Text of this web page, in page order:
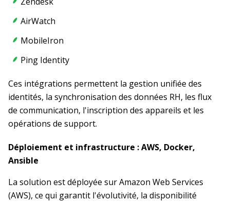
AirWatch
MobileIron
Ping Identity
Ces intégrations permettent la gestion unifiée des
identités, la synchronisation des données RH, les flux
de communication, l'inscription des appareils et les
opérations de support.
Déploiement et infrastructure : AWS, Docker,
Ansible
La solution est déployée sur Amazon Web Services
(AWS), ce qui garantit l'évolutivité, la disponibilité